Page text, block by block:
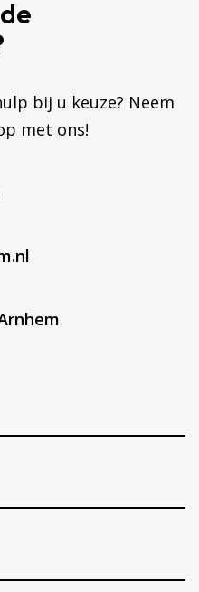
bij u keuze? Neem
met ons!